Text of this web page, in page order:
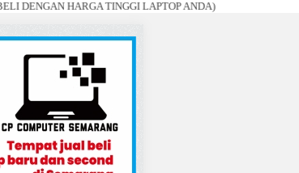
HARGA TINGGI LAPTOP ANDA)